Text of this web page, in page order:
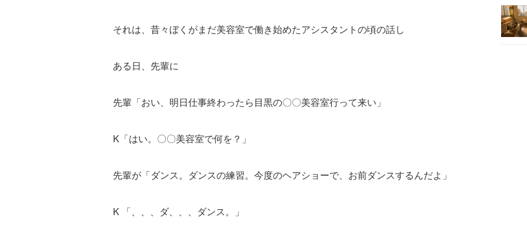
それは、昔々ぼくがまだ美容室で働き始めたアシスタントの頃の話し
ある日、先輩に
先輩「おい、明日仕事終わったら目黒の〇〇美容室行って来い」
K「はい。〇〇美容室で何を？」
先輩が「ダンス。ダンスの練習。今度のヘアショーで、お前ダンスするんだよ」
K 「、、、ダ、、、ダンス。」